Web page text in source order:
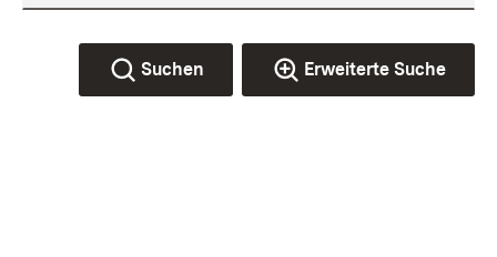
Suchen Erweiterte Suche